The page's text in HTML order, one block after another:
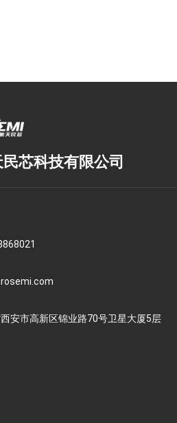
芯科技有限公司
安市高新区锦业路70号卫星大厦5层